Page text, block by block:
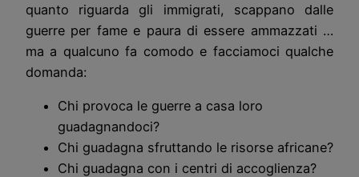
quanto riguarda gli immigrati, scappano dalle
guerre per fame e paura di essere ammazzati …
ma a qualcuno fa comodo e facciamoci qualche
domanda:
Chi provoca le guerre a casa loro
guadagnandoci?
Chi guadagna sfruttando le risorse africane?
Chi guadagna con i centri di accoglienza?